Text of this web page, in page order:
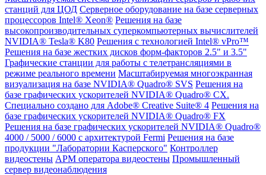
станций для ЦОД Серверное оборудование на базе серверных
процессоров Intel® Xeon® Решения на базе
высокопроизводительных суперкомпьютерных вычислителей
NVIDIA® Tesla® K80 Решения с технологией Intel® vPro™
Решения на базе жестких дисков форм-факторов 2.5" и 3.5"
Графические станции для работы с телетрансляциями в
режиме реального времени Масштабируемая многоэкранная
визуализация на базе NVIDIA® Quadro® SVS Решения на
базе графических ускорителей NVIDIA® Quadro® CX.
Специально создано для Adobe® Creative Suite® 4 Решения на
базе графических ускорителей NVIDIA® Quadro® FX
Решения на базе графических ускорителей NVIDIA® Quadro®
4000 / 5000 / 6000 с архитектурой Fermi Решения на базе
продукции "Лаборатории Касперского" Контроллер
видеостены АРМ оператора видеостены Промышленный
сервер видеонаблюдения